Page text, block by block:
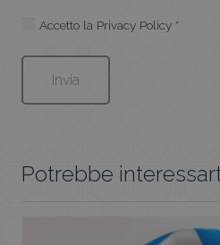
Accetto la Privacy Policy *
Potrebbe